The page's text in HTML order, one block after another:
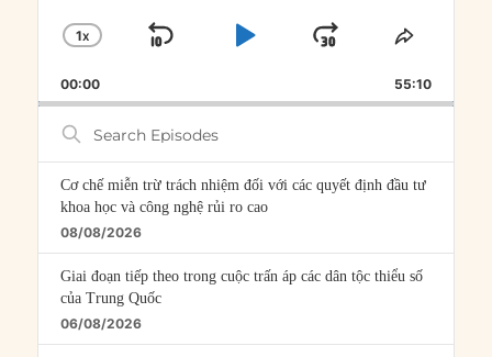
CHANGE
RATE
1X
SKIP
PLAYJUMP
FORWARD
SHARE
00:00 55:10
Search
Episodes
Cơ chế miễn trừ trách nhiệm đối với các quyết định đầu tư
khoa học và công nghệ rủi ro cao
08/08/2026
Giai đoạn tiếp theo trong cuộc trấn áp các dân tộc thiểu số
của Trung Quốc
06/08/2026